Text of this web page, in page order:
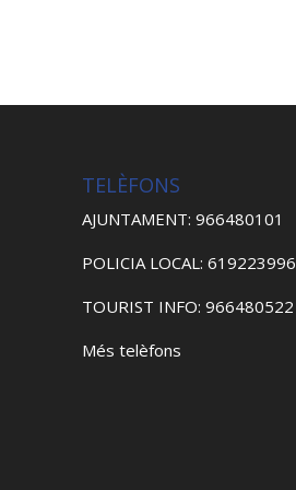
TELÈFONS
AJUNTAMENT: 966480101
POLICIA LOCAL: 619223996
TOURIST INFO: 966480522
Més telèfons